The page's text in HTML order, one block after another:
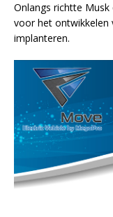
Onlangs richtte
voor het ontwikkelen
implanteren.